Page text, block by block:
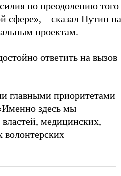
по преодолению того
сфере», – сказал Путин на
проектам.
ответить на вызов
главными приоритетами
здесь мы
медицинских,
волонтерских